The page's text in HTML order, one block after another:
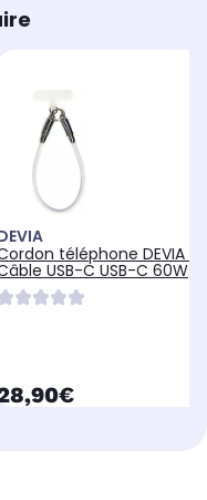
téléphone DEVIA
USB-C USB-C 60W
Résistant